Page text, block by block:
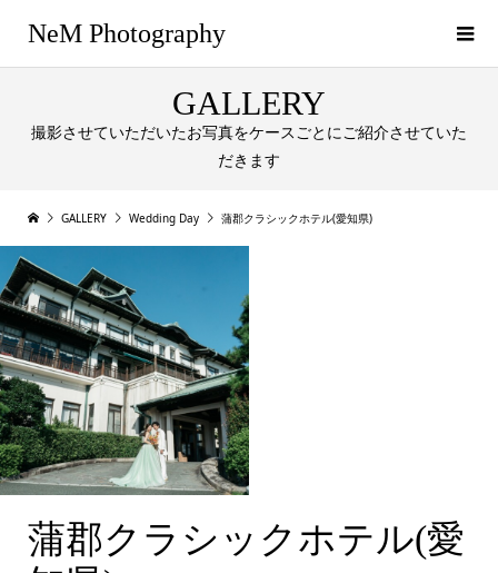
NeM Photography
GALLERY
撮影させていただいたお写真をケースごとにご紹介させていた
だきます
GALLERY Wedding Day 蒲郡クラシックホテル(愛知県)
蒲郡クラシックホテル(愛